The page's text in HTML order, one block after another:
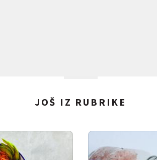
JOŠ IZ RUBRIKE